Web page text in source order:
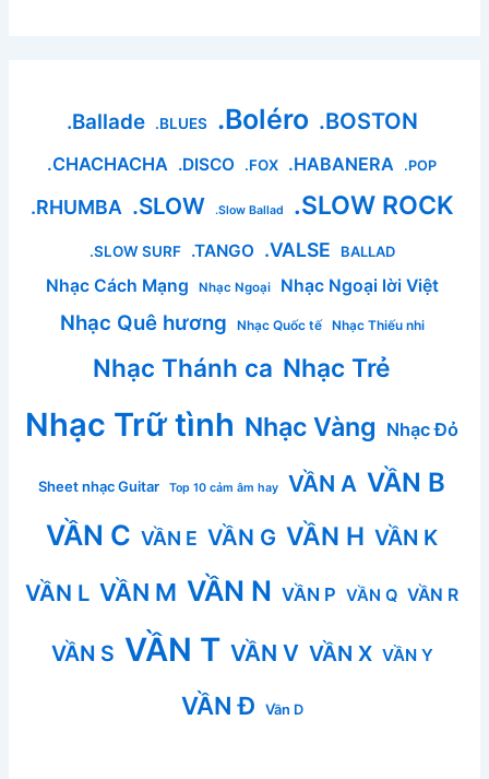
.Ballade .BLUES .Boléro .BOSTON
.CHACHACHA .DISCO .FOX .HABANERA .POP
.RHUMBA .SLOW .Slow Ballad .SLOW ROCK
.SLOW SURF .TANGO .VALSE BALLAD
Nhạc Cách Mạng Nhạc Ngoại Nhạc Ngoại lời Việt
Nhạc Quê hương Nhạc Quốc tế Nhạc Thiếu nhi
Nhạc Thánh ca Nhạc Trẻ
Nhạc Trữ tình Nhạc Vàng Nhạc Đỏ
Sheet nhạc Guitar Top 10 cảm âm hay VẦN A VẦN B
VẦN C VẦN E VẦN G VẦN H VẦN K
VẦN L VẦN M VẦN N VẦN P VẦN Q VẦN R
VẦN S VẦN T VẦN V VẦN X VẦN Y
VẦN Đ Vần D